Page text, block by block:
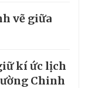
vẽ giữa
kí ức lịch
Chinh